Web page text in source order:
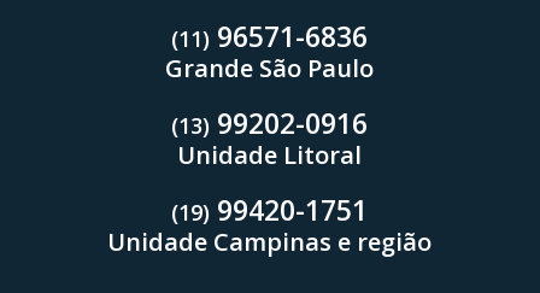
(11) 96571-6836
Grande São Paulo
(13) 99202-0916
Unidade Litoral
(19) 99420-1751
Unidade Campinas e região